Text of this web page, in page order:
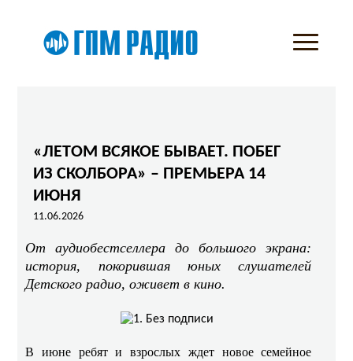
«ЛЕТОМ ВСЯКОЕ БЫВАЕТ. ПОБЕГ
ИЗ СКОЛБОРА» – ПРЕМЬЕРА 14
ИЮНЯ
11.06.2026
От аудиобестселлера до большого экрана:
история, покорившая юных слушателей
Детского радио, оживет в кино.
В июне ребят и взрослых ждет новое семейное